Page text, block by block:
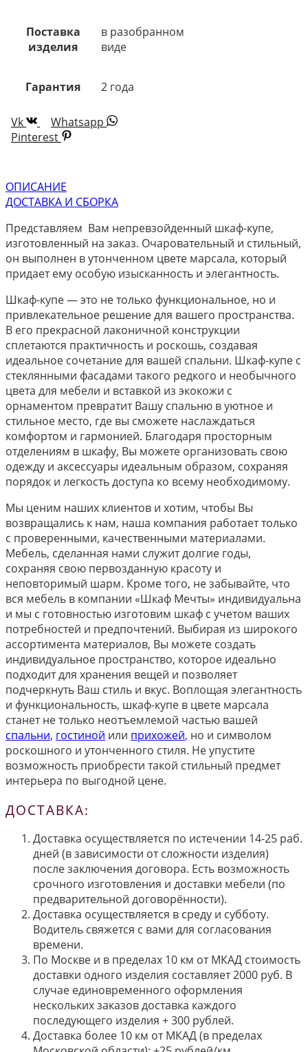
Поставка
изделия
в разобранном
виде
Гарантия 2 года
Vk
Whatsapp
Pinterest
ОПИСАНИЕ
ДОСТАВКА И СБОРКА
Представляем Вам непревзойденный шкаф-купе,
изготовленный на заказ. Очаровательный и стильный,
он выполнен в утонченном цвете марсала, который
придает ему особую изысканность и элегантность.
Шкаф-купе — это не только функциональное, но и
привлекательное решение для вашего пространства.
В его прекрасной лаконичной конструкции
сплетаются практичность и роскошь, создавая
идеальное сочетание для вашей спальни. Шкаф-купе с
стеклянными фасадами такого редкого и необычного
цвета для мебели и вставкой из экокожи с
орнаментом превратит Вашу спальню в уютное и
стильное место, где вы сможете наслаждаться
комфортом и гармонией. Благодаря просторным
отделениям в шкафу, Вы можете организовать свою
одежду и аксессуары идеальным образом, сохраняя
порядок и легкость доступа ко всему необходимому.
Мы ценим наших клиентов и хотим, чтобы Вы
возвращались к нам, наша компания работает только
с проверенными, качественными материалами.
Мебель, сделанная нами служит долгие годы,
сохраняя свою первозданную красоту и
неповторимый шарм. Кроме того, не забывайте, что
вся мебель в компании «Шкаф Мечты» индивидуальна
и мы с готовностью изготовим шкаф с учетом ваших
потребностей и предпочтений. Выбирая из широкого
ассортимента материалов, Вы можете создать
индивидуальное пространство, которое идеально
подходит для хранения вещей и позволяет
подчеркнуть Ваш стиль и вкус. Воплощая элегантность
и функциональность, шкаф-купе в цвете марсала
станет не только неотъемлемой частью вашей
спальни, гостиной или прихожей, но и символом
роскошного и утонченного стиля. Не упустите
возможность приобрести такой стильный предмет
интерьера по выгодной цене.
ДОСТАВКА:
Доставка осуществляется по истечении 14-25 раб.
дней (в зависимости от сложности изделия)
после заключения договора. Есть возможность
срочного изготовления и доставки мебели (по
предварительной договорённости).
Доставка осуществляется в среду и субботу.
Водитель свяжется с вами для согласования
времени.
По Москве и в пределах 10 км от МКАД стоимость
доставки одного изделия составляет 2000 руб. В
случае единовременного оформления
нескольких заказов доставка каждого
последующего изделия + 300 рублей.
Доставка более 10 км от МКАД (в пределах